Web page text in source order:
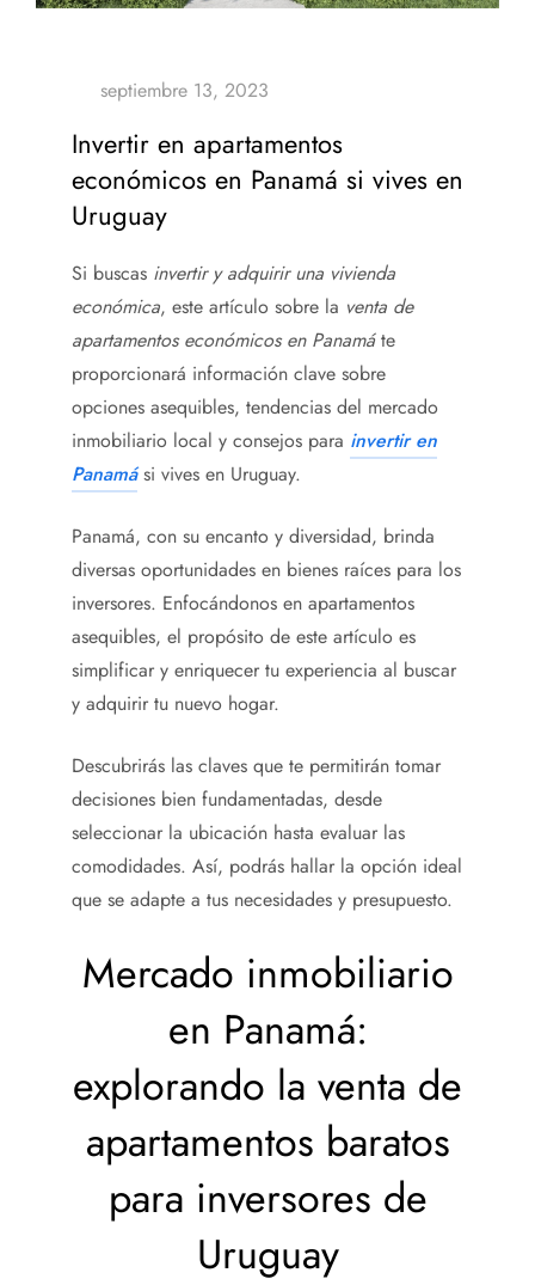
Invertir en apartamentos
económicos en Panamá si vives en
Uruguay
Si buscas invertir y adquirir una vivienda
económica, este artículo sobre la venta de
apartamentos económicos en Panamáte
proporcionará información clave sobre
opciones asequibles, tendencias del mercado
inmobiliario local y consejos para invertir en
Panamási vives en Uruguay.
Panamá, con su encanto y diversidad, brinda
diversas oportunidades en bienes raíces para los
inversores. Enfocándonos en apartamentos
asequibles, el propósito de este artículo es
simplificar y enriquecer tu experiencia al buscar
y adquirir tu nuevo hogar.
Descubrirás las claves que te permitirán tomar
decisiones bien fundamentadas, desde
seleccionar la ubicación hasta evaluar las
comodidades. Así, podrás hallar la opción ideal
que se adapte a tus necesidades y presupuesto.
Mercado inmobiliario
en Panamá:
explorando la venta de
apartamentos baratos
para inversores de
Uruguay